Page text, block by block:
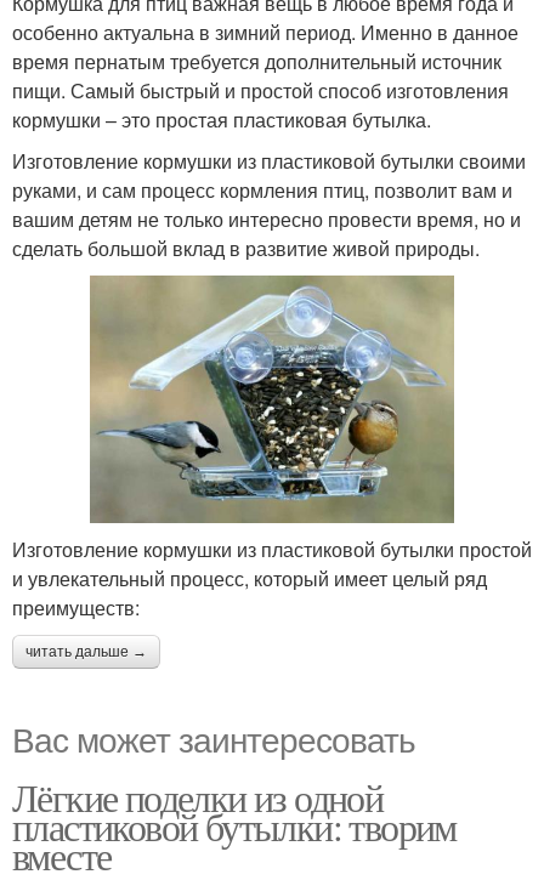
особенно актуальна в зимний период. Именно в данное
время пернатым требуется дополнительный источник
пищи. Самый быстрый и простой способ изготовления
кормушки – это простая пластиковая бутылка.
Изготовление кормушки из пластиковой бутылки своими
руками, и сам процесс кормления птиц, позволит вам и
вашим детям не только интересно провести время, но и
сделать большой вклад в развитие живой природы.
Изготовление кормушки из пластиковой бутылки простой
и увлекательный процесс, который имеет целый ряд
преимуществ:
читать дальше →
Вас может заинтересовать
Лёгкие поделки из одной
пластиковой бутылки: творим
вместе